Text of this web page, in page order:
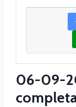
06-09-